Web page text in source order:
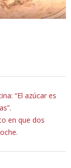
“El azúcar es
en que dos